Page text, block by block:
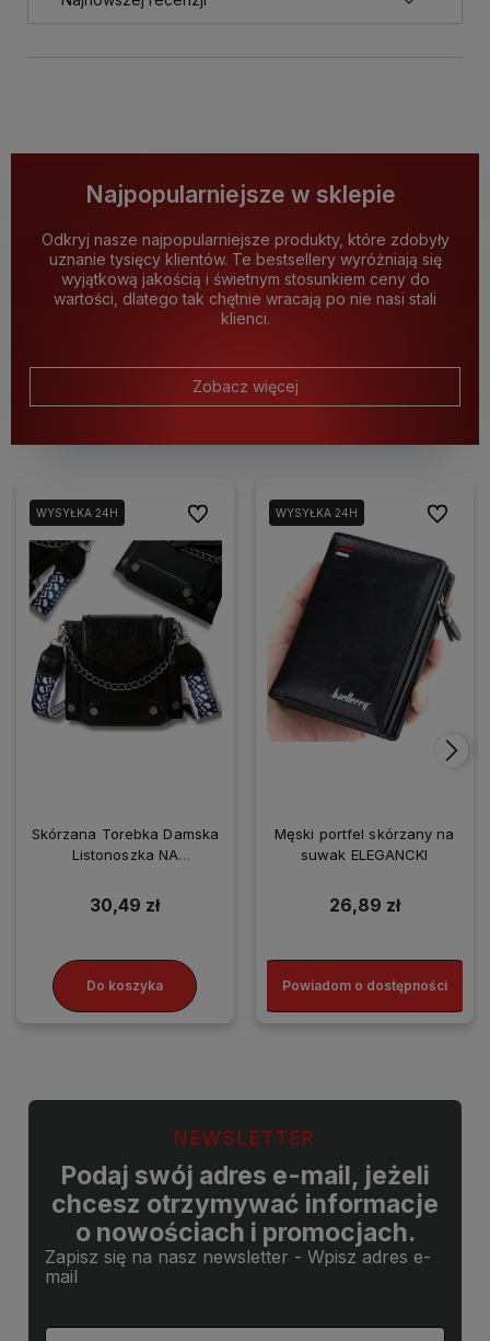
Najpopularniejsze w sklepie
Odkryj nasze najpopularniejsze produkty, które zdobyły
uznanie tysięcy klientów. Te bestsellery wyróżniają się
wyjątkową jakością i świetnym stosunkiem ceny do
wartości, dlatego tak chętnie wracają po nie nasi stali
klienci.
Zobacz więcej
WYSYŁKA 24H
Skórzana Torebka Damska
Listonoszka NA
30,49 zł
Do koszyka
Do ulubionychWYSYŁKA 24H
Męski portfel skórzany na
suwak ELEGANCKI
26,89 zł
Powiadom o dostępności
Do
NEWSLETTER
Podaj swój adres e-mail, jeżeli
chcesz otrzymywać informacje
o nowościach i promocjach.
Zapisz się na nasz newsletter - Wpisz adres e-
mail